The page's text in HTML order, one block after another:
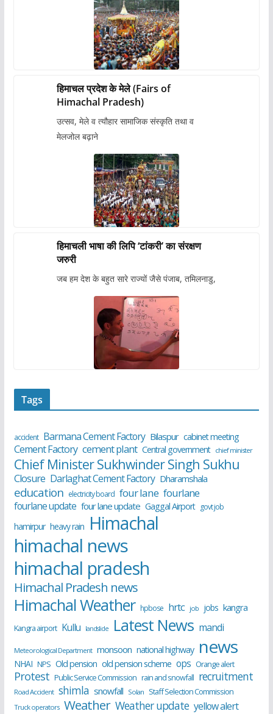
हिमाचल प्रदेश के मेले (Fairs of
Himachal Pradesh)
उत्सव, मेले व त्यौहार सामाजिक संस्कृति तथा व
मेलजोल बढ़ाने
हिमाचली भाषा की लिपि ‘टांकरी’ का संरक्षण
जरुरी
जब हम देश के बहुत सारे राज्यों जैसे पंजाब, तमिलनाडु,
Tags
accident Barmana Cement Factory Bilaspur cabinet meeting
Cement Factory cement plant Central government chief minister
Chief Minister Sukhwinder Singh Sukhu
Closure Darlaghat Cement Factory Dharamshala
education electricity board four lane fourlane
fourlane update four lane update Gaggal Airport govt job
hamirpur heavy rain Himachal
himachal news
himachal pradesh
Himachal Pradesh news
Himachal Weather hpbose hrtc job jobs kangra
Kangra airport Kullu landslide Latest News mandi
Meteorological Department monsoon national highway news
NHAI NPS Old pension old pension scheme ops Orange alert
Protest Public Service Commission rain and snowfall recruitment
Road Accident shimla snowfall Solan Staff Selection Commission
Truck operators Weather Weather update yellow alert